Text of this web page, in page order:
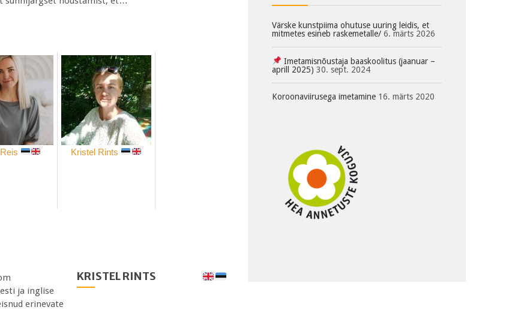
Kristel Rints
KRISTEL RINTS
ja inglise
erinevate
Värske kunstpiima ohutuse uuring leidis, et
mitmetes esineb raskemetalle/ 6. märts 2026
Imetamisnõustaja baaskoolitus (jaanuar –
aprill 2025) 30. sept. 2024
Koroonaviirusega imetamine 16. märts 2020